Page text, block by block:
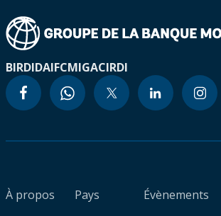
BIRDIDAIFCMIGACIRDI
À propos
Pays
Évènements